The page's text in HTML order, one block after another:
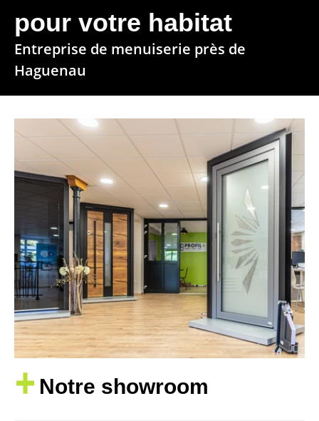
Actualités
Avis clients
Entreprise de menuiserie près de
Haguenau
pour votre habitat
Notre showroom